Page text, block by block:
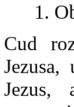
1.
Cud
Jezus,